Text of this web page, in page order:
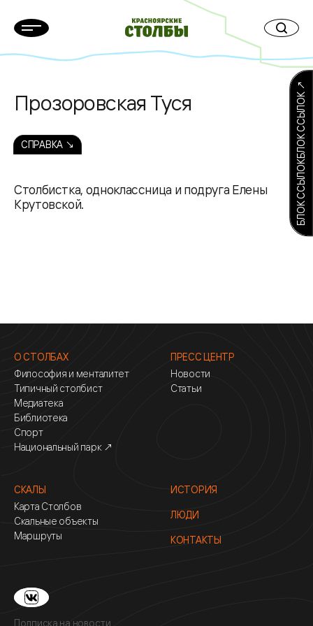
Прозоровская Туся
СПРАВКА ↘
Столбистка, одноклассница и подруга Елены
Крутовской.
БЛОК ССЫЛОКБЛОК ССЫЛОК ↗
О СТОЛБАХ
Философия и менталитет
Типичный столбист
Медиатека
Библиотека
Спорт
Национальный парк ↗
ПРЕСС ЦЕНТР
Новости
Статьи
СКАЛЫ
Карта Столбов
Скальные объекты
Маршруты
ИСТОРИЯ
ЛЮДИ
КОНТАКТЫ
Подписка на новости